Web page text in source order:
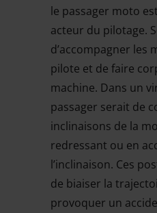
le passager moto
acteur du pilotage.
d’accompagner les
pilote et de faire
machine. Dans un
passager serait de
inclinaisons de la
redressant ou en
l’inclinaison. Ces
de biaiser la
provoquer un